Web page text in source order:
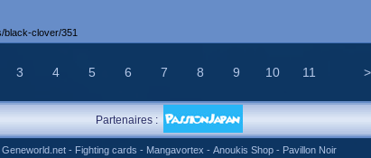
black-clover/351
3 4 5 6 7 8 9 10 11 >
Partenaires :
Geneworld.net- Fighting cards - Mangavortex - Anoukis Shop- Pavillon Noir